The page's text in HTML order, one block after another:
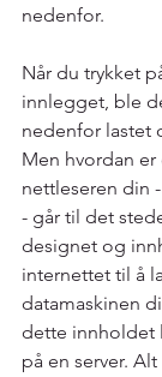
nedenfor.
Når du trykket
innlegget, ble
nedenfor lastet
Men hvordan
nettleseren din
- går til det
designet og
internettet til å
datamaskinen
dette innholdet
på en server.